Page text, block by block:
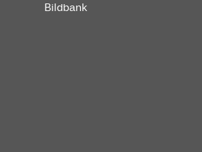
Bildbank